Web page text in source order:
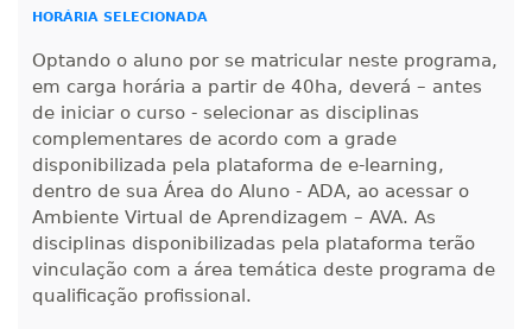
HORÁRIA SELECIONADA
Optando o aluno por se matricular neste programa,
em carga horária a partir de 40ha, deverá – antes
de iniciar o curso - selecionar as disciplinas
complementares de acordo com a grade
disponibilizada pela plataforma de e-learning,
dentro de sua Área do Aluno - ADA, ao acessar o
Ambiente Virtual de Aprendizagem – AVA. As
disciplinas disponibilizadas pela plataforma terão
vinculação com a área temática deste programa de
qualificação profissional.